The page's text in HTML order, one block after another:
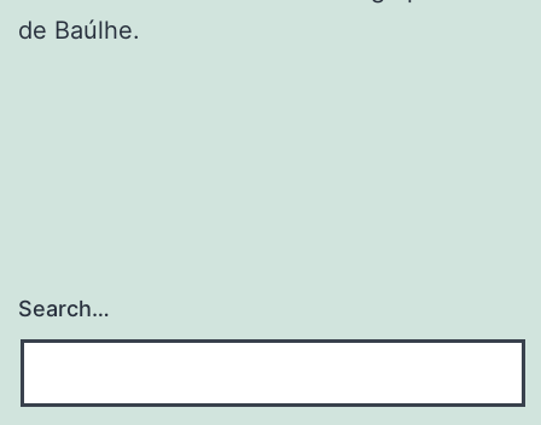
de Baúlhe.
Search…